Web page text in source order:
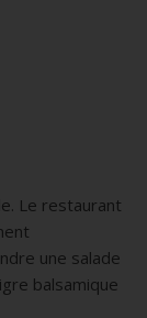
Le restaurant
une salade
balsamique